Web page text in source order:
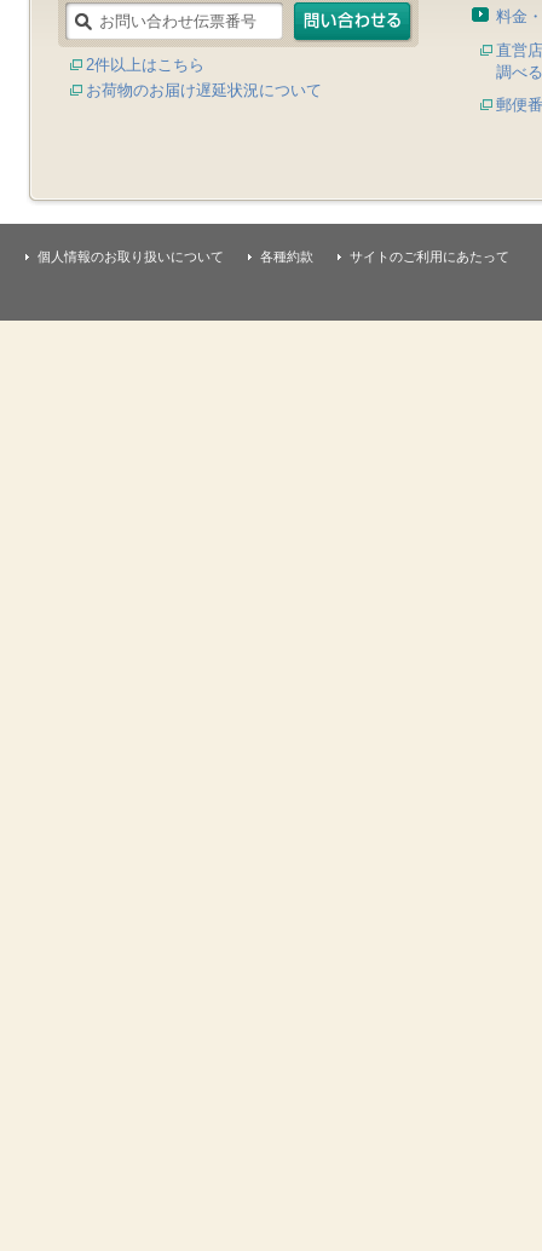
2件以上はこちら
お荷物のお届け遅延状況について
料金
直営
調べる
郵便
個人情報のお取り扱いについて 各種約款 サイトのご利用にあたって